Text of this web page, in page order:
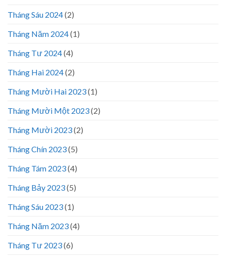
Tháng Sáu 2024(2)
Tháng Năm 2024(1)
Tháng Tư 2024(4)
Tháng Hai 2024(2)
Tháng Mười Hai 2023(1)
Tháng Mười Một 2023(2)
Tháng Mười 2023(2)
Tháng Chín 2023(5)
Tháng Tám 2023(4)
Tháng Bảy 2023(5)
Tháng Sáu 2023(1)
Tháng Năm 2023(4)
Tháng Tư 2023(6)